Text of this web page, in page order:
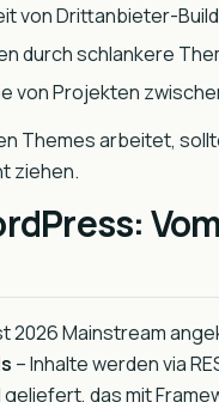
von Drittanbieter-
durch schlankere
von Projekten
Themes arbeitet,
ziehen.
2026 Mainstream
– Inhalte werden via
das mit